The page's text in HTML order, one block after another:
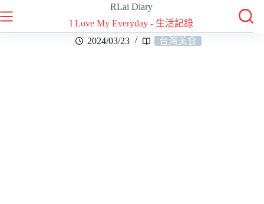
RLai Diary
I Love My Everyday - 生活記錄
2024/03/23
台灣美食